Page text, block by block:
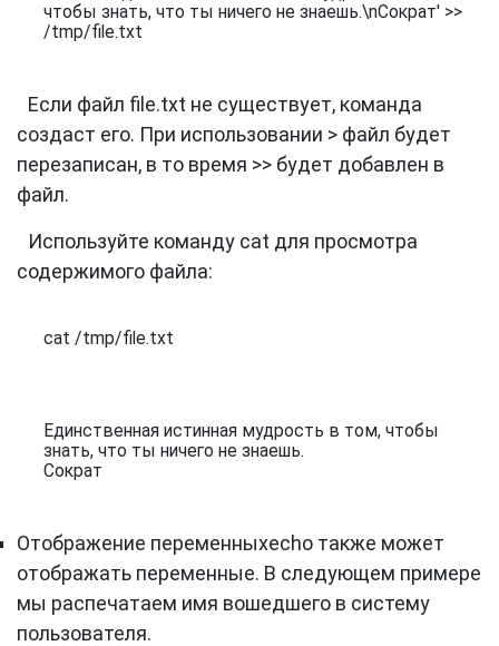
чтобы знать, что ты ничего не знаешь.\nСократ' >>
/tmp/file.txt
Если файл file.txt не существует, команда
создаст его. При использовании > файл будет
перезаписан, в то время >> будет добавлен в
файл.
Используйте команду cat для просмотра
содержимого файла:
cat /tmp/file.txt
Единственная истинная мудрость в том, чтобы
знать, что ты ничего не знаешь.
Сократ
Отображение переменныхecho также может
отображать переменные. В следующем примере
мы распечатаем имя вошедшего в систему
пользователя.